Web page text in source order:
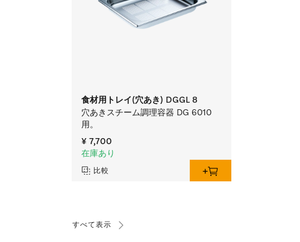
食材用トレイ(穴あき) DGGL 8
穴あきスチーム調理容器 DG 6010
用。
¥ 7,700
在庫あり
比較
すべて表示